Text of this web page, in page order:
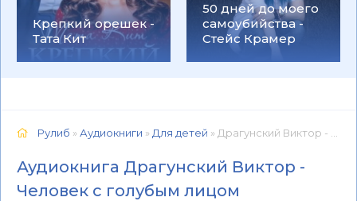
Крепкий орешек -
Тата Кит
50 дней до моего
самоубийства -
Стейс Крамер
Рулиб »Аудиокниги » Для детей » Драгунский Виктор - Человек с голубым лицом 📕 - Книга онлайн бесплатно
Аудиокнига Драгунский Виктор -
Человек с голубым лицом